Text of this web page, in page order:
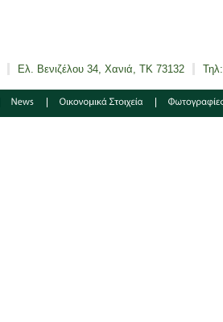
Ελ. Βενιζέλου 34, Χανιά, ΤΚ 73132